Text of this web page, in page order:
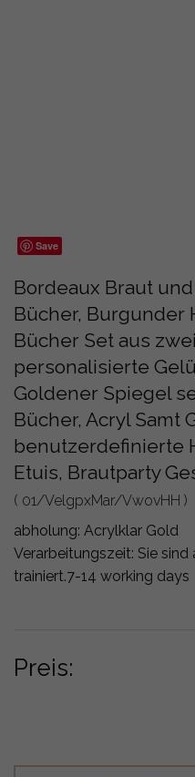
Save
Bordeaux Braut
Bücher, Burgunder
Bücher Set aus
personalisierte
Goldener Spiegel
Bücher, Acryl Samt
benutzerdefinierte
Etuis, Brautparty
( 01/VelgpxMar/VwovHH )
abholung: Acrylklar Gold
Verarbeitungszeit: Sie
trainiert.7-14 working days
Preis: